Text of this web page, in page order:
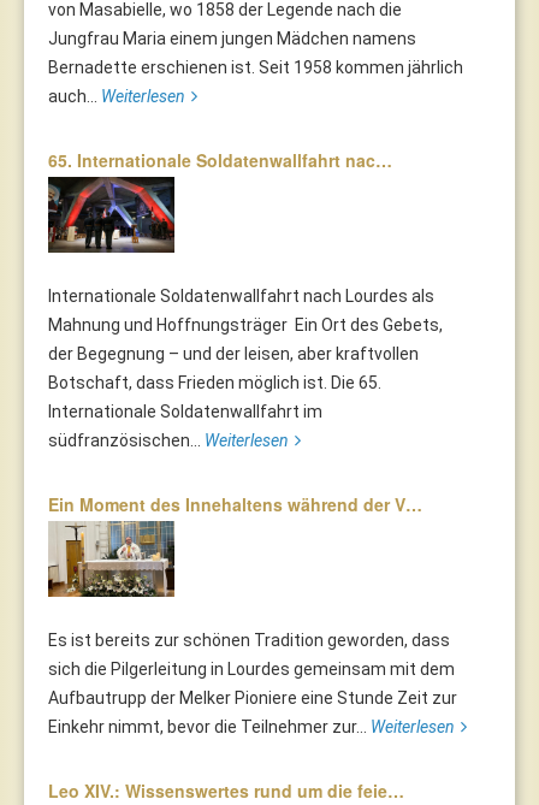
von Masabielle, wo 1858 der Legende nach die
Jungfrau Maria einem jungen Mädchen namens
Bernadette erschienen ist. Seit 1958 kommen jährlich
auch... Weiterlesen
65. Internationale Soldatenwallfahrt nac…
Internationale Soldatenwallfahrt nach Lourdes als
Mahnung und Hoffnungsträger Ein Ort des Gebets,
der Begegnung – und der leisen, aber kraftvollen
Botschaft, dass Frieden möglich ist. Die 65.
Internationale Soldatenwallfahrt im
südfranzösischen... Weiterlesen
Ein Moment des Innehaltens während der V…
Es ist bereits zur schönen Tradition geworden, dass
sich die Pilgerleitung in Lourdes gemeinsam mit dem
Aufbautrupp der Melker Pioniere eine Stunde Zeit zur
Einkehr nimmt, bevor die Teilnehmer zur... Weiterlesen
Leo XIV.: Wissenswertes rund um die feie…